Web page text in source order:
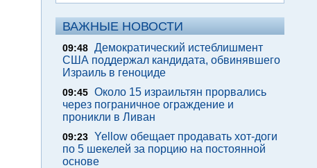
ВАЖНЫЕ НОВОСТИ
09:48 Демократический истеблишмент
США поддержал кандидата, обвинявшего
Израиль в геноциде
09:45 Около 15 израильтян прорвались
через пограничное ограждение и
проникли в Ливан
09:23 Yellow обещает продавать хот-доги
по 5 шекелей за порцию на постоянной
основе